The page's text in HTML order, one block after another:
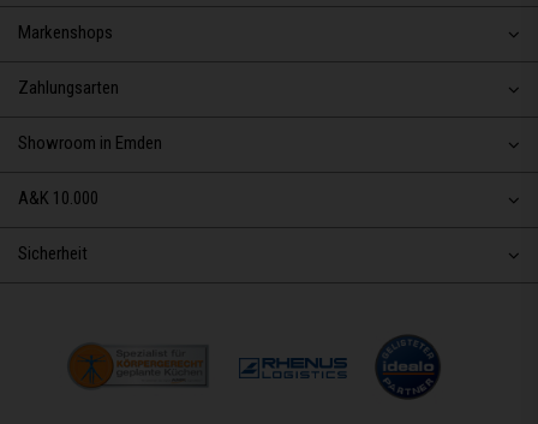
Markenshops
Zahlungsarten
Showroom in Emden
A&K 10.000
Sicherheit